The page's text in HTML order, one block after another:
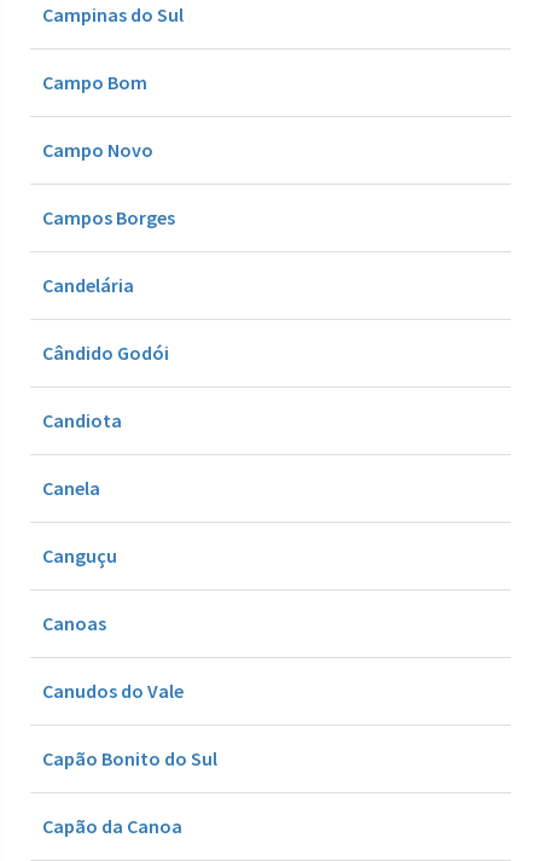
Campinas do Sul
Campo Bom
Campo Novo
Campos Borges
Candelária
Cândido Godói
Candiota
Canela
Canguçu
Canoas
Canudos do Vale
Capão Bonito do Sul
Capão da Canoa